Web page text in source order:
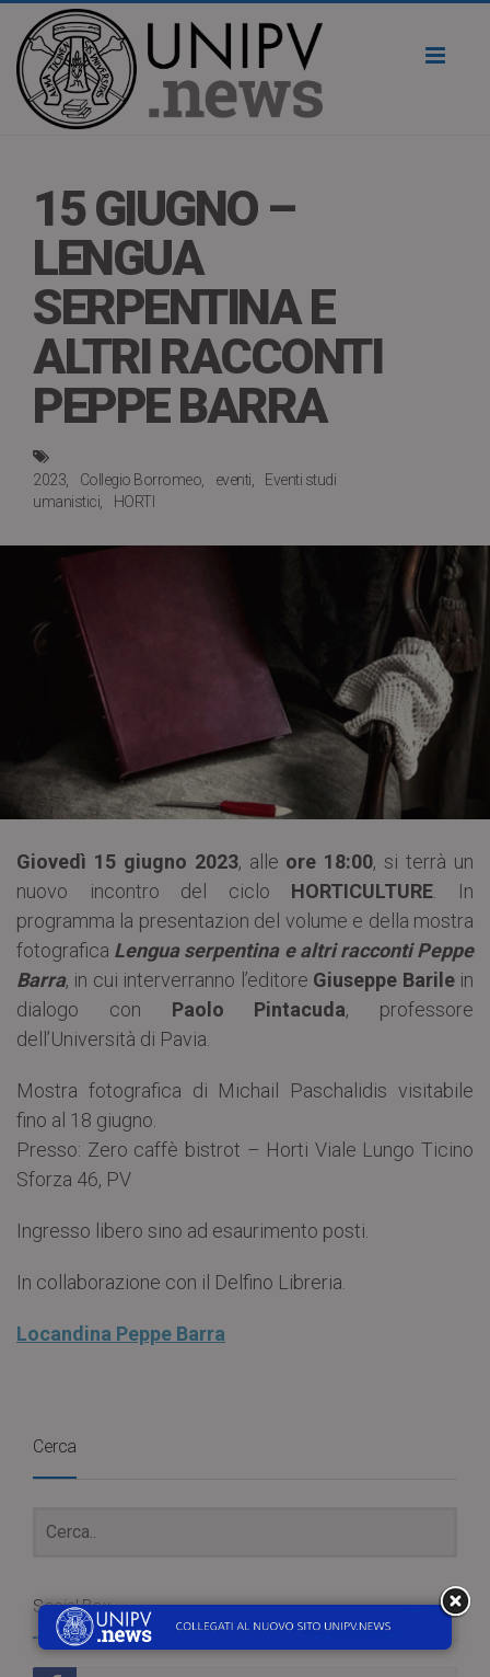
15 GIUGNO –
LENGUA
SERPENTINA E
ALTRI RACCONTI
PEPPE BARRA
2023 Collegio Borromeo eventi
Eventi studi
umanistici
HORTI
Giovedì 15 giugno 2023, alle ore 18:00, si terrà un
nuovo incontro del ciclo HORTICULTURE . In
programma la presentazion del volume e della mostra
fotografica Lengua serpentina e altri racconti Peppe
Barra, in cui interverranno l’editore Giuseppe Barilein
dialogo con Paolo Pintacuda, professore
dell’Università di Pavia.
Mostra fotografica di Michail Paschalidis visitabile
fino al 18 giugno.
Presso: Zero caffè bistrot – Horti Viale Lungo Ticino
Sforza 46, PV
Ingresso libero sino ad esaurimento posti.
In collaborazione con il Delfino Libreria.
Locandina Peppe Barra
Cerca
Social Box